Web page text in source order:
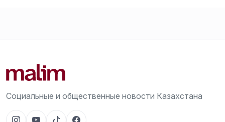
Социальные и общественные новости Казахстана